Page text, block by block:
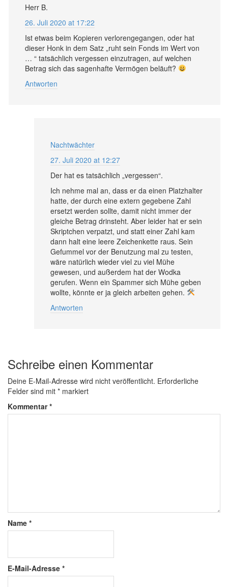
Herr B.
26. Juli 2020 at 17:22
Ist etwas beim Kopieren verlorengegangen, oder hat
dieser Honk in dem Satz „ruht sein Fonds im Wert von
… “ tatsächlich vergessen einzutragen, auf welchen
Betrag sich das sagenhafte Vermögen beläuft?
Antworten
Nachtwächter
27. Juli 2020 at 12:27
Der hat es tatsächlich „vergessen“.
Ich nehme mal an, dass er da einen Platzhalter
hatte, der durch eine extern gegebene Zahl
ersetzt werden sollte, damit nicht immer der
gleiche Betrag drinsteht. Aber leider hat er sein
Skriptchen verpatzt, und statt einer Zahl kam
dann halt eine leere Zeichenkette raus. Sein
Gefummel vor der Benutzung mal zu testen,
wäre natürlich wieder viel zu viel Mühe
gewesen, und außerdem hat der Wodka
gerufen. Wenn ein Spammer sich Mühe geben
wollte, könnte er ja gleich arbeiten gehen.
Antworten
Schreibe einen Kommentar
Deine E-Mail-Adresse wird nicht veröffentlicht. Erforderliche
Felder sind mit * markiert
Kommentar*
Name *
E-Mail-Adresse *